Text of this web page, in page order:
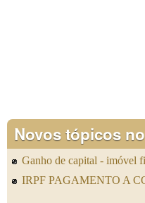
Novos tópicos
Ganho de capital - imóvel
IRPF PAGAMENTO A